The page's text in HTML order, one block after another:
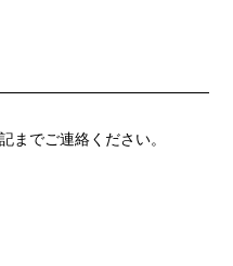
までご連絡ください。